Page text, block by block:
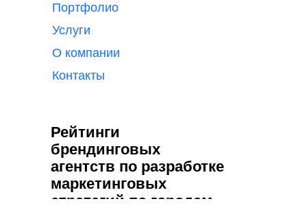
Контакты
О компании
Портфолио
Услуги
Рейтинги
брендинговых
агентств по разработке
маркетинговых
стратегий по городам